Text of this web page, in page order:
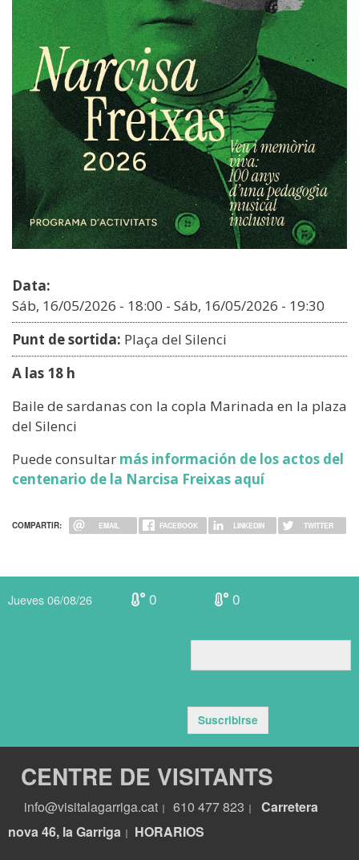
Data:
Sáb, 16/05/2026 - 18:00 - Sáb, 16/05/2026 - 19:30
Punt de sortida: Plaça del Silenci
A las 18 h
Baile de sardanas con la copla Marinada en la plaza
del Silenci
Puede consultar más información de los actos del
centenario de la Narcisa Freixas aquí
COMPARTIR: EMAIL FACEBOOK LINKEDIN TWITTER
Jueves 06/08/26 0 0
Suscribirse
CENTRE DE VISITANTS
info@visitalagarriga.cat 610 477 823
Carretera
nova 46, la Garriga
HORARIOS